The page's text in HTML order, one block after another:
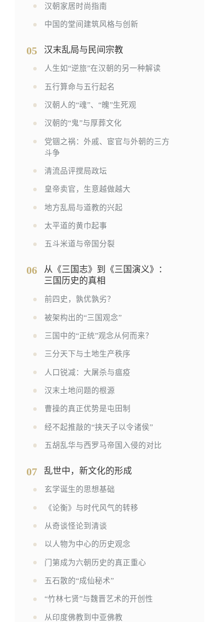
汉朝家居时尚指南
中国的堂间建筑风格与创新
05 汉末乱局与民间宗教
人生如“逆旅”在汉朝的另一种解读
五行算命与五行起名
汉朝人的“魂”、“魄”生死观
汉朝的“鬼”与厚葬文化
党锢之祸：外戚、宦官与外朝的三方
斗争
清流品评搅局政坛
皇帝卖官，生意越做越大
地方乱局与道教的兴起
太平道的黄巾起事
五斗米道与帝国分裂
06
从《三国志》到《三国演义》：
三国历史的真相
前四史，孰优孰劣？
被架构出的“三国观念”
三国中的“正统”观念从何而来？
三分天下与土地生产秩序
人口锐减：大屠杀与瘟疫
汉末土地问题的根源
曹操的真正优势是屯田制
经不起推敲的“挟天子以令诸侯”
五胡乱华与西罗马帝国入侵的对比
07 乱世中，新文化的形成
玄学诞生的思想基础
《论衡》与时代风气的转移
从奇谈怪论到清谈
以人物为中心的历史观念
门第成为六朝历史的真正重心
五石散的“成仙秘术”
“竹林七贤”与魏晋艺术的开创性
从印度佛教到中亚佛教